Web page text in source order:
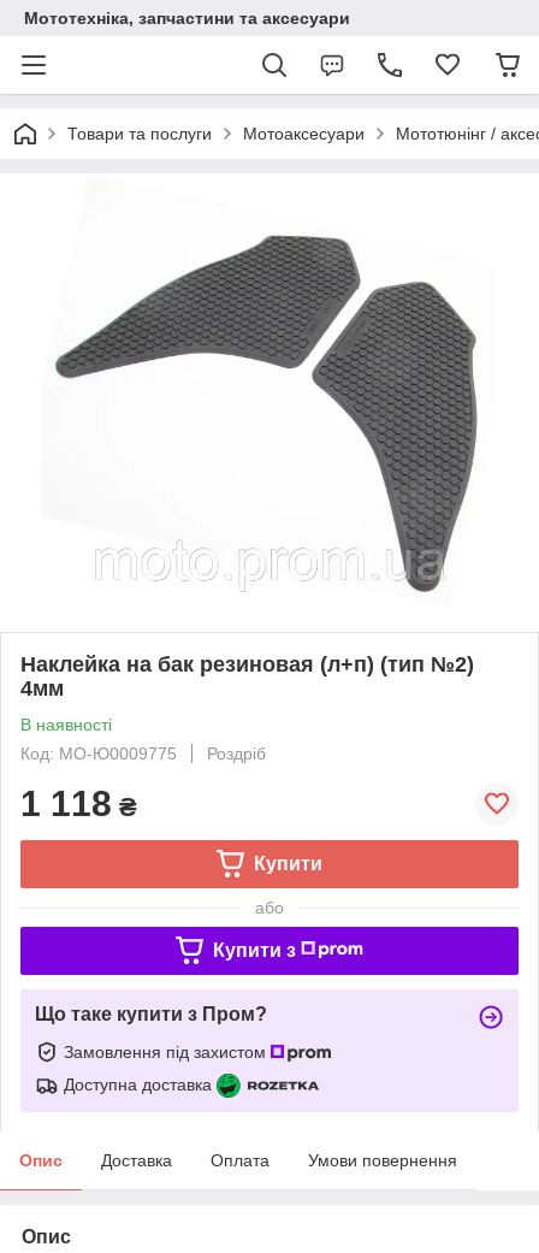
Мототехніка, запчастини та аксесуари
Товари та послуги Мотоаксесуари Мототюнінг /
Наклейка на бак резиновая (л+п) (тип №2)
4мм
В наявності
Код: MO-Ю0009775
Роздріб
1 118 ₴
Купити
або
Купити з
Що таке купити з Пром?
Замовлення під захистом
Доступна доставка
Опис Доставка Оплата Умови повернення
Опис